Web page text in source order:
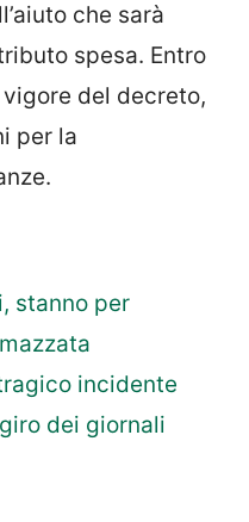
che sarà
spesa. Entro
del decreto,
per la
stanno per
incidente
dei giornali